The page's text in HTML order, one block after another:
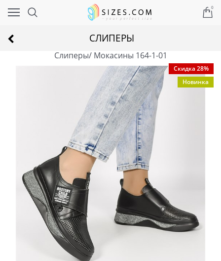
0
СЛИПЕРЫ
Слиперы/ Мокасины 164-1-01
Скидка 28%
Новинка